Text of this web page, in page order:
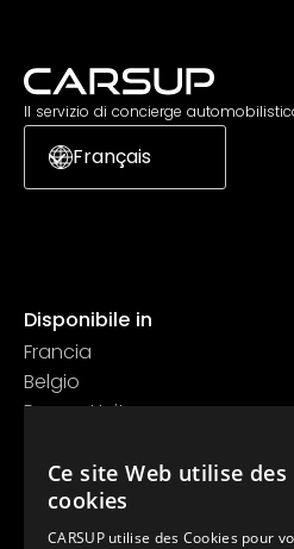
Il servizio di concierge
Français
Disponibile in
Francia
Belgio
Regno Unito
Contatti
+33 1 89 47 00 43
contact@carsup.io
Ce site Web utilise des
cookies
CARSUP utilise des Cookies pour